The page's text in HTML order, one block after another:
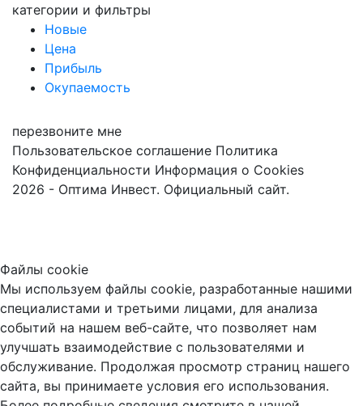
категории и фильтры
Новые
Цена
Прибыль
Окупаемость
перезвоните мне
Пользовательское соглашение Политика
Конфиденциальности Информация о Cookies
2026 - Оптима Инвест. Официальный сайт.
Файлы cookie
Мы используем файлы cookie, разработанные нашими
специалистами и третьими лицами, для анализа
событий на нашем веб-сайте, что позволяет нам
улучшать взаимодействие с пользователями и
обслуживание. Продолжая просмотр страниц нашего
сайта, вы принимаете условия его использования.